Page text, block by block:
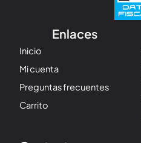
Enlaces
Inicio
Mi cuenta
Preguntas frecuentes
Carrito